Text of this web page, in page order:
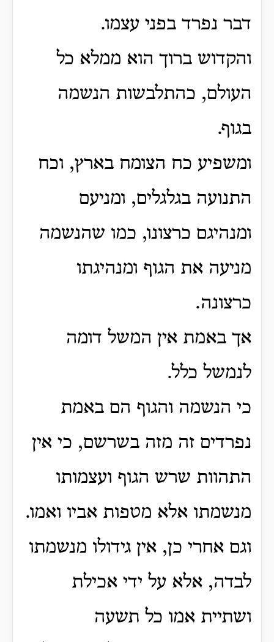
דבר נפרד בפני עצמו.
והקדוש ברוך הוא ממלא כל
העולם, כהתלבשות הנשמה
בגוף.
ומשפיע כח הצומח בארץ, וכח
התנועה בגלגלים, ומניעם
ומנהיגם כרצונו, כמו שהנשמה
מניעה את הגוף ומנהיגתו
כרצונה.
אך באמת אין המשל דומה
לנמשל כלל.
כי הנשמה והגוף הם באמת
נפרדים זה מזה בשרשם, כי אין
התהוות שרש הגוף ועצמותו
מנשמתו אלא מטפות אביו ואמו.
וגם אחרי כן, אין גידולו מנשמתו
לבדה, אלא על ידי אכילת
ושתיית אמו כל תשעה